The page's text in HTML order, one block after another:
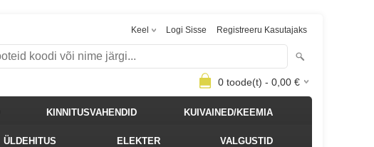
Keel Logi Sisse Registreeru Kasutajaks
0 toode(t) - 0,00 €
KINNITUSVAHENDID KUIVAINED/KEEMIA
ÜLDEHITUS ELEKTER VALGUSTID